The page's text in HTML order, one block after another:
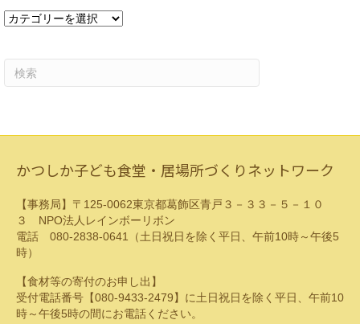
カ
かつしか子ども食堂・居場所づくりネットワーク
【事務局】〒125-0062東京都葛飾区青戸３－３３－５－１０
３ NPO法人レインボーリボン
電話 080-2838-0641（土日祝日を除く平日、午前10時～午後5
時）
【食材等の寄付のお申し出】
受付電話番号【080-9433-2479】に土日祝日を除く平日、午前10
時～午後5時の間にお電話ください。